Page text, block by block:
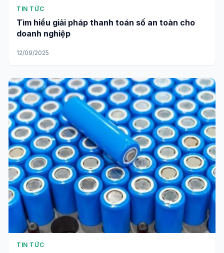
TIN TỨC
Tìm hiểu giải pháp thanh toán số an toàn cho
doanh nghiệp
12/09/2025
TIN TỨC